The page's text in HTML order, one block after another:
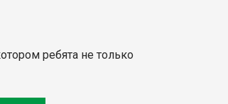
ребята не только